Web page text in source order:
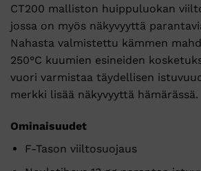
CT200 malliston huippuluokan
jossa on myös näkyvyyttä
Nahasta valmistettu kämmen
250°C kuumien esineiden
vuori varmistaa täydellisen
merkki lisää näkyvyyttä hämärässä.
Ominaisuudet
F-Tason viiltosuojaus